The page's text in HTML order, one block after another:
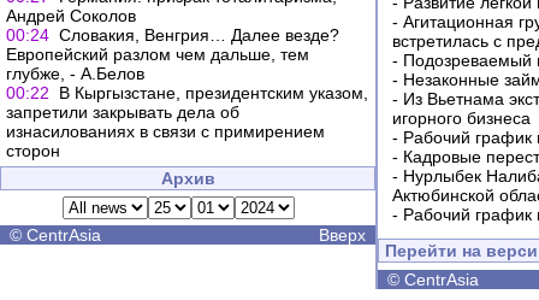
Андрей Соколов
00:24 Словакия, Венгрия… Далее везде?
Европейский разлом чем дальше, тем
глубже, - А.Белов
00:22
В Кыргызстане, президентским указом,
запретили закрывать дела об
изнасилованиях в связи с примирением
сторон
Архив
© CentrAsia Вверх
- Агитационная
встретилась с
- Подозреваемый
- Незаконные
- Из Вьетнама
игорного бизнеса
- Рабочий график
- Кадровые
- Нурлыбек
Актюбинской
- Рабочий график
Перейти на
© CentrAsia